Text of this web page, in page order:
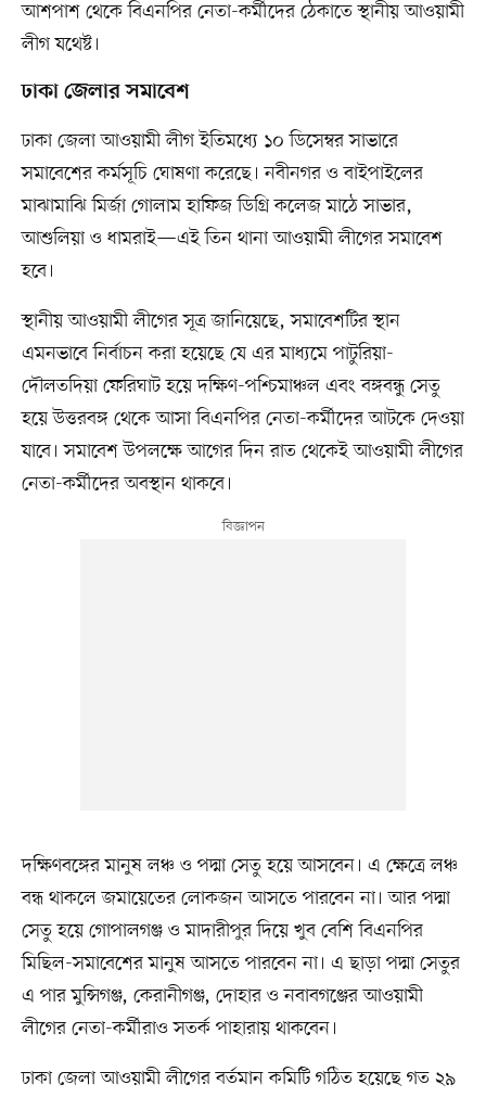
আশপাশ থেকে বিএনপির নেতা-কর্মীদের ঠেকাতে স্থানীয় আওয়ামী
লীগ যথেষ্ট।
ঢাকা জেলার সমাবেশ
ঢাকা জেলা আওয়ামী লীগ ইতিমধ্যে ১০ ডিসেম্বর সাভারে
সমাবেশের কর্মসূচি ঘোষণা করেছে। নবীনগর ও বাইপাইলের
মাঝামাঝি মির্জা গোলাম হাফিজ ডিগ্রি কলেজ মাঠে সাভার,
আশুলিয়া ও ধামরাই—এই তিন থানা আওয়ামী লীগের সমাবেশ
হবে।
স্থানীয় আওয়ামী লীগের সূত্র জানিয়েছে, সমাবেশটির স্থান
এমনভাবে নির্বাচন করা হয়েছে যে এর মাধ্যমে পাটুরিয়া-
দৌলতদিয়া ফেরিঘাট হয়ে দক্ষিণ-পশ্চিমাঞ্চল এবং বঙ্গবন্ধু সেতু
হয়ে উত্তরবঙ্গ থেকে আসা বিএনপির নেতা-কর্মীদের আটকে দেওয়া
যাবে। সমাবেশ উপলক্ষে আগের দিন রাত থেকেই আওয়ামী লীগের
নেতা-কর্মীদের অবস্থান থাকবে।
দক্ষিণবঙ্গের মানুষ লঞ্চ ও পদ্মা সেতু হয়ে আসবেন। এ ক্ষেত্রে লঞ্চ
বন্ধ থাকলে জমায়েতের লোকজন আসতে পারবেন না। আর পদ্মা
সেতু হয়ে গোপালগঞ্জ ও মাদারীপুর দিয়ে খুব বেশি বিএনপির
মিছিল-সমাবেশের মানুষ আসতে পারবেন না। এ ছাড়া পদ্মা সেতুর
এ পার মুন্সিগঞ্জ, কেরানীগঞ্জ, দোহার ও নবাবগঞ্জের আওয়ামী
লীগের নেতা-কর্মীরাও সতর্ক পাহারায় থাকবেন।
ঢাকা জেলা আওয়ামী লীগের বর্তমান কমিটি গঠিত হয়েছে গত ২৯